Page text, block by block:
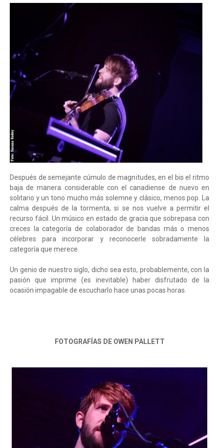
Después de semejante cúmulo de magnitudes, en el bis el ritmo
baja de manera considerable con el canadiense de nuevo en
solitario y un tono mucho más solemne y clásico, menos pop. La
calma después de la tormenta, si se nos vuelve a permitir el
recurso fácil. Un músico en estado de gracia que sobrepasa con
creces la categoría de colaborador de bandas más o menos
célebres para incorporar y reconocerle sobradamente la
categoría que merece.
Un genio de nuestro siglo, dicho sea esto, probablemente, con la
pasión que imprime (es inevitable) haber disfrutado de la
ocasión impagable de escucharlo hace unas pocas horas.
FOTOGRAFÍAS DE OWEN PALLETT